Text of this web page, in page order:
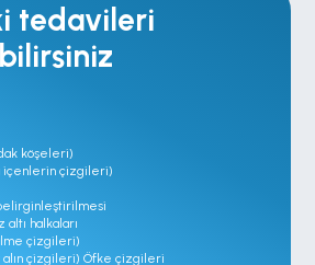
tedavileri
köşeleri)
içenlerin çizgileri)
halkaları
çizgileri)
çizgileri) Öfke çizgileri